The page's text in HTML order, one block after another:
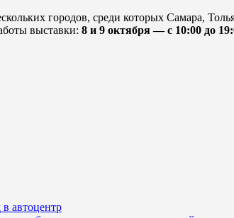
городов, среди которых Самара,
выставки: 8 и 9 октября — с 10:00 до
автоцентр